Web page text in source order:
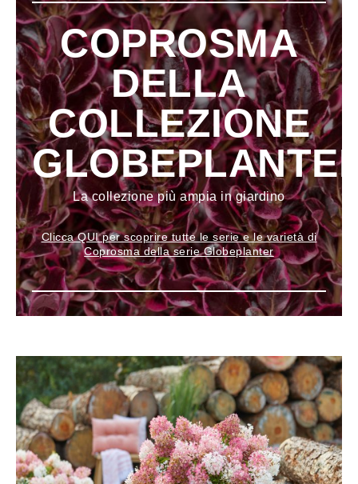
COPROSMA
DELLA
COLLEZIONE
La collezione più ampia in giardino
Clicca QUI per scoprire tutte le serie e le varietà di
Coprosma della serie Globeplanter